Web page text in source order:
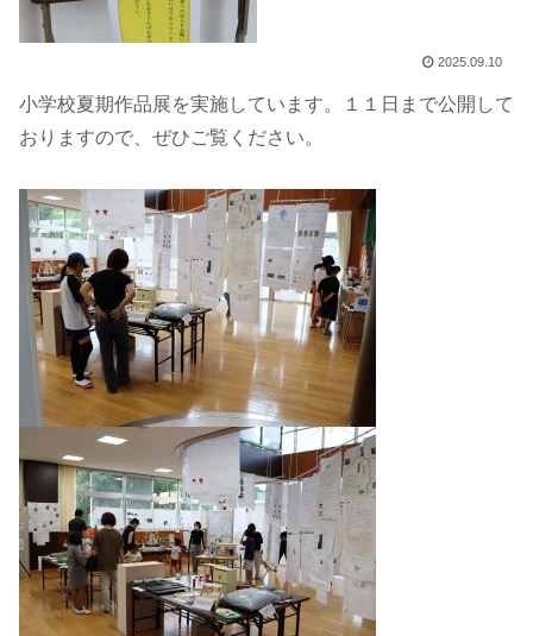
2025.09.10
小学校夏期作品展を実施しています。１１日まで公開して
おりますので、ぜひご覧ください。